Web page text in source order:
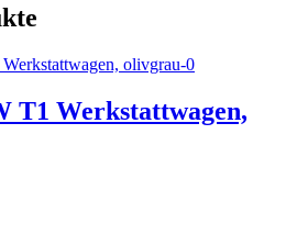
T1 Werkstattwagen,